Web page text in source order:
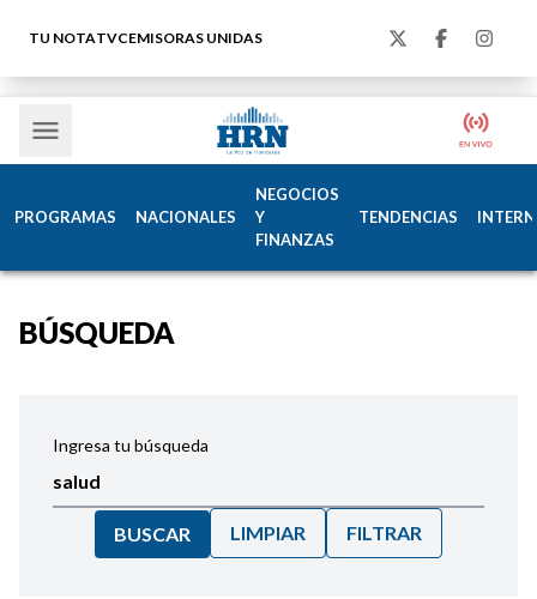
TU NOTATVCEMISORAS UNIDAS
PROGRAMAS NACIONALES
NEGOCIOS
Y
FINANZAS
TENDENCIAS
BÚSQUEDA
Ingresa tu búsqueda
BUSCAR LIMPIAR FILTRAR